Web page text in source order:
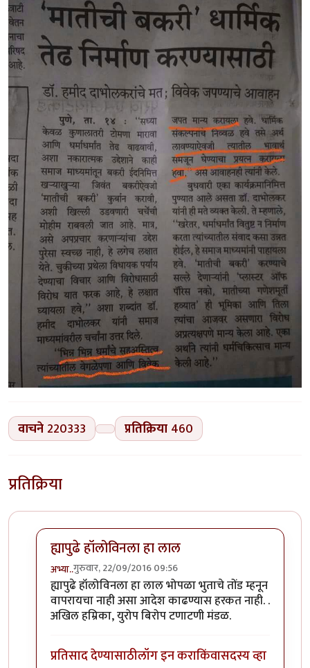
वाचने 220333 प्रतिक्रिया 460
प्रतिक्रिया
ह्यापुढे हॉलोविनला हा लाल
अभ्या..गुरुवार, 22/09/2016 09:56
In reply toकोहळा (Benincasa hispida)byडॉ सुहास
ह्यापुढे हॉलोविनला हा लाल भोपळा भुताचे तोंड म्हनून
वापरायचा नाही असा आदेश काढण्यास हरकत नाही. .
अखिल हम्रिका, युरोप बिरोप टणाटणी मंडळ.
प्रतिसाद देण्यासाठीलॉग इन कराकिंवासदस्य व्हा